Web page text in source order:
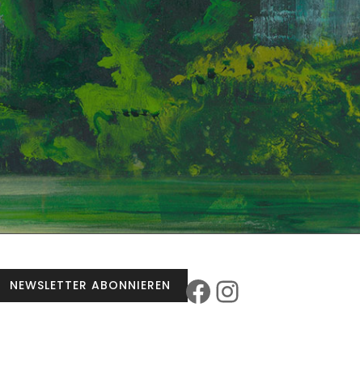
NEWSLETTER ABONNIEREN Facebook